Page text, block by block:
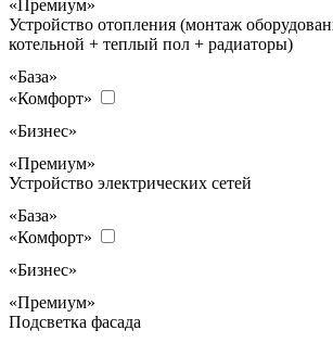
«Премиум»
Устройство отопления (монтаж
котельной + теплый пол + радиаторы)
«База»
«Комфорт»
«Бизнес»
«Премиум»
Устройство электрических сетей
«База»
«Комфорт»
«Бизнес»
«Премиум»
Подсветка фасада